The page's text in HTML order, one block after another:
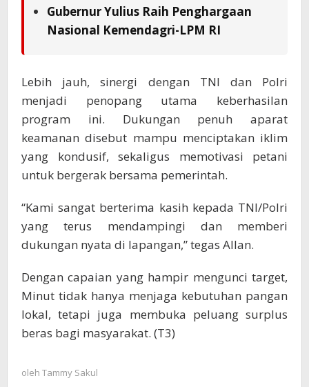
Gubernur Yulius Raih Penghargaan
Nasional Kemendagri-LPM RI
Lebih jauh, sinergi dengan TNI dan Polri
menjadi penopang utama keberhasilan
program ini. Dukungan penuh aparat
keamanan disebut mampu menciptakan iklim
yang kondusif, sekaligus memotivasi petani
untuk bergerak bersama pemerintah.
“Kami sangat berterima kasih kepada TNI/Polri
yang terus mendampingi dan memberi
dukungan nyata di lapangan,” tegas Allan.
Dengan capaian yang hampir mengunci target,
Minut tidak hanya menjaga kebutuhan pangan
lokal, tetapi juga membuka peluang surplus
beras bagi masyarakat. (T3)
oleh Tammy Sakul